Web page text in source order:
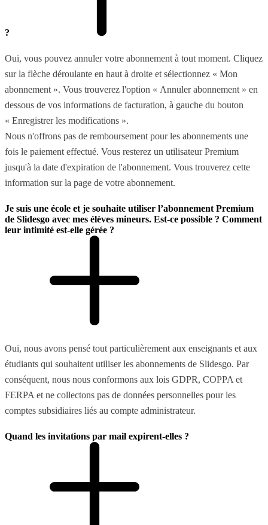
?
Oui, vous pouvez annuler votre abonnement à tout moment. Cliquez
sur la flèche déroulante en haut à droite et sélectionnez « Mon
abonnement ». Vous trouverez l'option « Annuler abonnement » en
dessous de vos informations de facturation, à gauche du bouton
« Enregistrer les modifications ».
Nous n'offrons pas de remboursement pour les abonnements une
fois le paiement effectué. Vous resterez un utilisateur Premium
jusqu'à la date d'expiration de l'abonnement. Vous trouverez cette
information sur la page de votre abonnement.
Je suis une école et je souhaite utiliser l’abonnement Premium
de Slidesgo avec mes élèves mineurs. Est-ce possible ? Comment
leur intimité est-elle gérée ?
Oui, nous avons pensé tout particulièrement aux enseignants et aux
étudiants qui souhaitent utiliser les abonnements de Slidesgo. Par
conséquent, nous nous conformons aux lois GDPR, COPPA et
FERPA et ne collectons pas de données personnelles pour les
comptes subsidiaires liés au compte administrateur.
Quand les invitations par mail expirent-elles ?